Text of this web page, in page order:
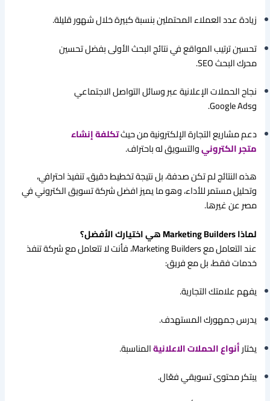
زيادة عدد العملاء المحتملين بنسبة كبيرة خلال شهور قليلة.
تحسين ترتيب المواقع في نتائج البحث الأولى بفضل تحسين
محرك البحث SEO.
نجاح الحملات الإعلانية عبر وسائل التواصل الاجتماعي
وGoogle Ads.
دعم مشاريع التجارة الإلكترونية من حيثتكلفة إنشاء
متجر الكترونيوالتسويق له باحتراف.
هذه النتائج لم تكن صدفة، بل نتيجة تخطيط دقيق، تنفيذ احترافي،
وتحليل مستمر للأداء، وهو ما يميز افضل شركة تسويق الكتروني في
مصر عن غيرها.
لماذا Marketing Builders هي اختيارك الأفضل؟
عند التعامل مع Marketing Builders، فأنت لا تتعامل مع شركة تنفذ
خدمات فقط، بل مع فريق:
يفهم علامتك التجارية.
يدرس جمهورك المستهدف.
يختارأنواع الحملات الاعلانيةالمناسبة.
يبتكر محتوى تسويقي فعّال.